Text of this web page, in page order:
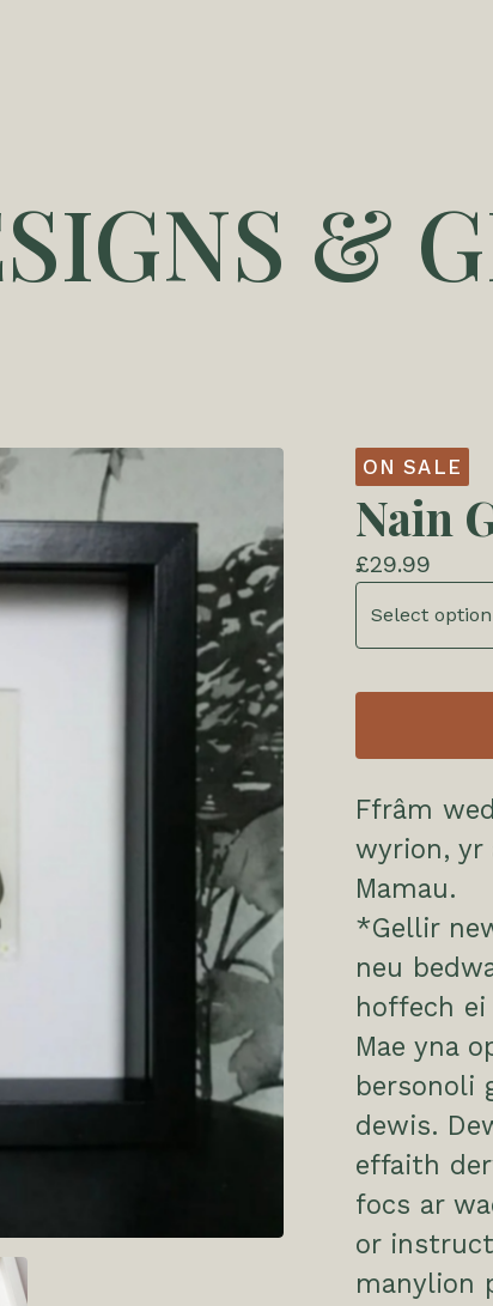
&
ON SALE
Nain
£29.99
Ffrâm
wyrion, yr
Mamau.
*Gellir
neu
hoffech ei
Mae yna
bersonoli
dewis.
effaith
focs ar
or
manylion